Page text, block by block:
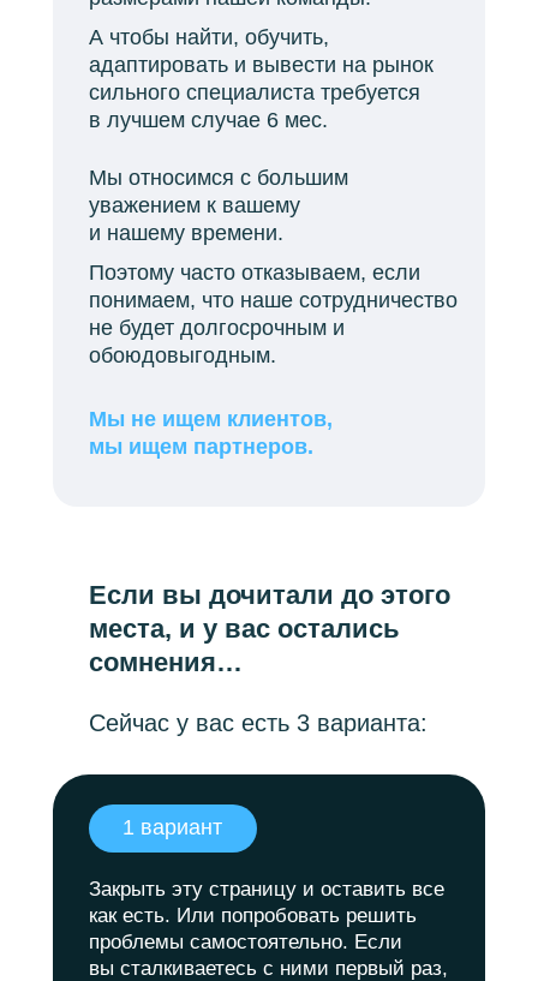
Мы не ищем клиентов,
мы ищем партнеров.
1 вариант
Закрыть эту страницу и оставить все
как есть. Или попробовать решить
проблемы самостоятельно. Если
вы сталкиваетесь с ними первый раз,
Сейчас у вас есть 3 варианта:
Поэтому часто отказываем, если
понимаем, что наше сотрудничество
не будет долгосрочным и
обоюдовыгодным.
Мы относимся с большим
уважением к вашему
и нашему времени.
А чтобы найти, обучить,
адаптировать и вывести на рынок
сильного специалиста требуется
в лучшем случае 6 мес.
Если вы дочитали до этого
места, и у вас остались
сомнения…